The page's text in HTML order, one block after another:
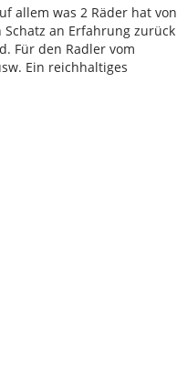
allem was 2 Räder hat von
an Erfahrung zurück
Für den Radler vom
Ein reichhaltiges